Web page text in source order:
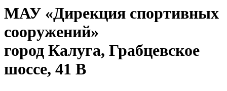
МАУ «Дирекция спортивных
сооружений»
город Калуга, Грабцевское
шоссе, 41 В